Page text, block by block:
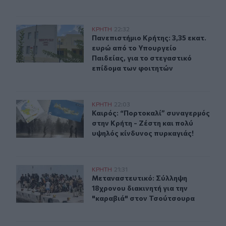
Πανεπιστήμιο Κρήτης: 3,35 εκατ. ευρώ από το
ΚΡΗΤΗ 22:32
Πανεπιστήμιο Κρήτης: 3,35 εκατ.
Πανεπιστήμιο Κρήτης: 3,35 εκατ.
ευρώ από το Υπουργείο
Παιδείας, για το στεγαστικό
επίδομα των φοιτητών
Καιρός: “Πορτοκαλί” συναγερμός στην Κρήτη - Ζέστη
ΚΡΗΤΗ 22:03
Καιρός: “Πορτοκαλί” συναγερμός
Καιρός: “Πορτοκαλί” συναγερμός
στην Κρήτη - Ζέστη και πολύ
υψηλός κίνδυνος πυρκαγιάς!
Μεταναστευτικό: Σύλληψη 18χρονου διακινητή για
ΚΡΗΤΗ 21:31
Μεταναστευτικό: Σύλληψη
Μεταναστευτικό: Σύλληψη
18χρονου διακινητή για την
"καραβιά" στον Τσούτσουρα